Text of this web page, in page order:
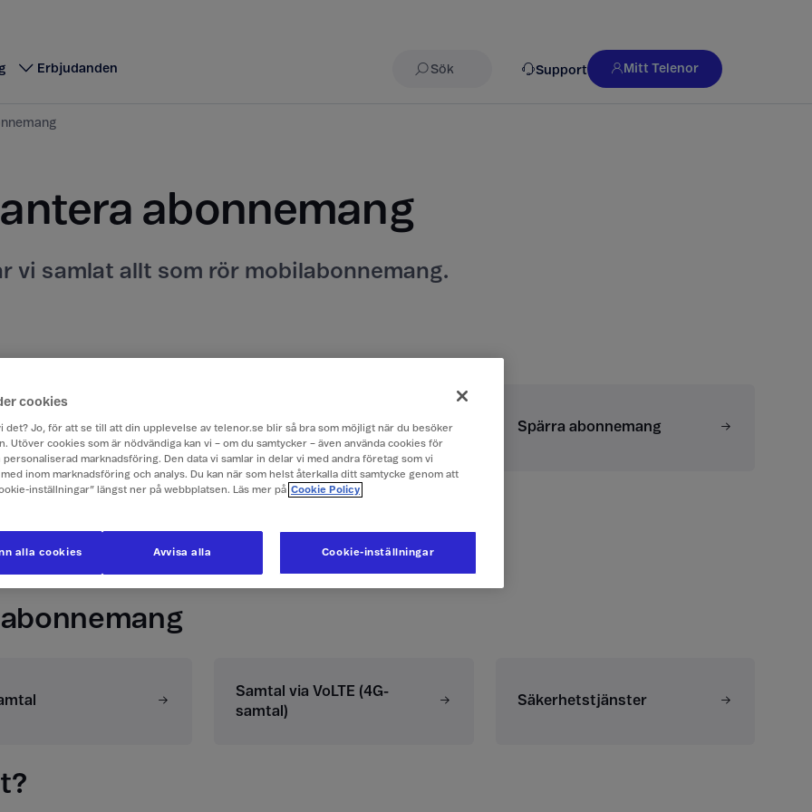
Erbjudanden
Sök Support Mitt Telenor
abonnemang​
vi samlat allt som rör mobilabonnemang.
användare
uppsägningstid
Spärra abonnemang
Samtal via VoLTE (4G-
samtal)
Säkerhetstjänster
cookies
det? Jo, för att se till att din upplevelse av telenor.se blir så bra som möjligt när du besöker
Utöver cookies som är nödvändiga kan vi – om du samtycker – även använda cookies för
personaliserad marknadsföring. Den data vi samlar in delar vi med andra företag som vi
inom marknadsföring och analys. Du kan när som helst återkalla ditt samtycke genom att
inställningar” längst ner på webbplatsen. Läs mer på Cookie Policy
Cookie-inställningar
Avvisa alla
alla cookies